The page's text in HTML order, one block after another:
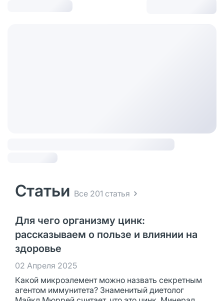
Статьи Все 201 статья
Для чего организму цинк:
рассказываем о пользе и влиянии на
здоровье
02 Апреля 2025
Какой микроэлемент можно назвать секретным
агентом иммунитета? Знаменитый диетолог